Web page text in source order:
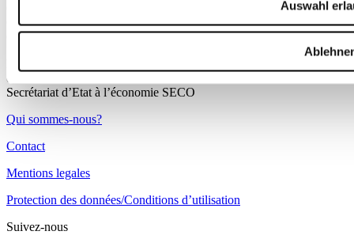
Auswahl
Confederazione Svizzera
Confederaziun svizra
de la formation et de la recherche DEFR
Secrétariat d’Etat à l’économie SECO
Qui sommes-nous?
Contact
Mentions legales
Protection des données/Conditions d’utilisation
Suivez-nous